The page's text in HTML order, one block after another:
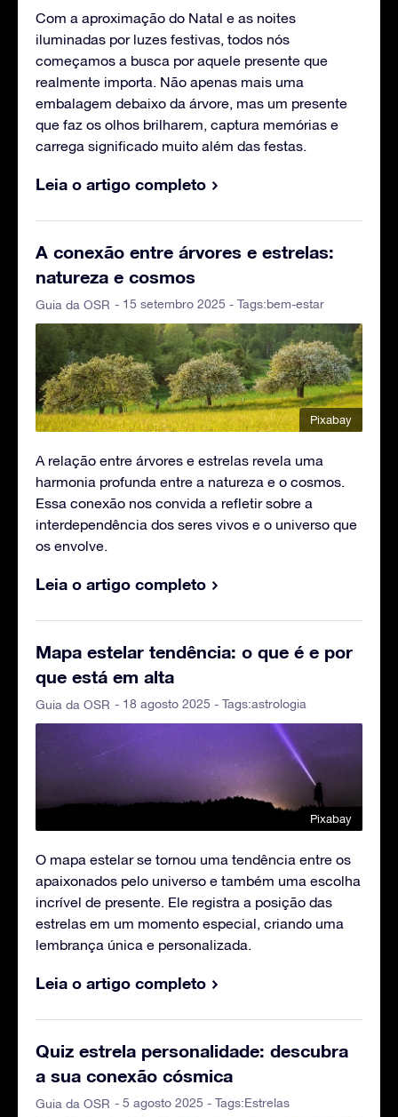
Com a aproximação do Natal e as noites
iluminadas por luzes festivas, todos nós
começamos a busca por aquele presente que
realmente importa. Não apenas mais uma
embalagem debaixo da árvore, mas um presente
que faz os olhos brilharem, captura memórias e
carrega significado muito além das festas.
Leia o artigo completo
A conexão entre árvores e estrelas:
natureza e cosmos
Guia da OSR - 15 setembro 2025 - Tags:bem-estar
Pixabay
A relação entre árvores e estrelas revela uma
harmonia profunda entre a natureza e o cosmos.
Essa conexão nos convida a refletir sobre a
interdependência dos seres vivos e o universo que
os envolve.
Leia o artigo completo
Mapa estelar tendência: o que é e por
que está em alta
Guia da OSR - 18 agosto 2025 - Tags:astrologia
Pixabay
O mapa estelar se tornou uma tendência entre os
apaixonados pelo universo e também uma escolha
incrível de presente. Ele registra a posição das
estrelas em um momento especial, criando uma
lembrança única e personalizada.
Leia o artigo completo
Quiz estrela personalidade: descubra
a sua conexão cósmica
Guia da OSR - 5 agosto 2025 - Tags:Estrelas